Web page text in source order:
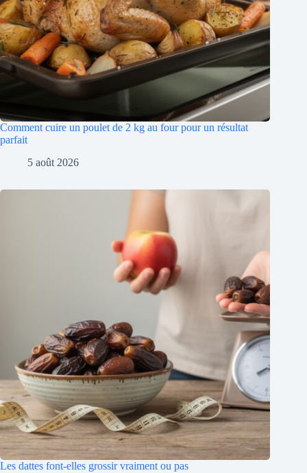
Comment cuire un poulet de 2 kg au four pour un résultat
parfait
5 août 2026
Les dattes font-elles grossir vraiment ou pas